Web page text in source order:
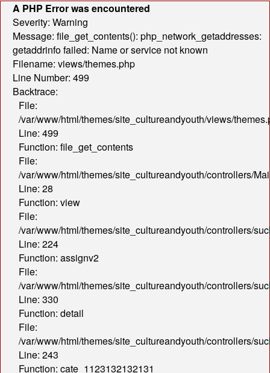
A PHP Error was encountered
Severity: Warning
Message: file_get_contents(): php_network_getaddresses:
getaddrinfo failed: Name or service not known
Filename: views/themes.php
Line Number: 499
Backtrace:
File:
/var/www/html/themes/site_cultureandyouth/views/
Line: 499
Function: file_get_contents
File:
/var/www/html/themes/site_cultureandyouth/controllers/
Line: 28
Function: view
File:
/var/www/html/themes/site_cultureandyouth/controllers/
Line: 224
Function: assignv2
File:
/var/www/html/themes/site_cultureandyouth/controllers/
Line: 330
Function: detail
File:
/var/www/html/themes/site_cultureandyouth/controllers/
Line: 243
Function: cate_1123132132131